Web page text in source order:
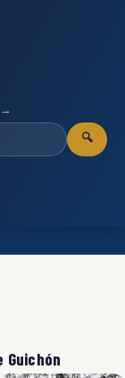
→
🔍
Guichón